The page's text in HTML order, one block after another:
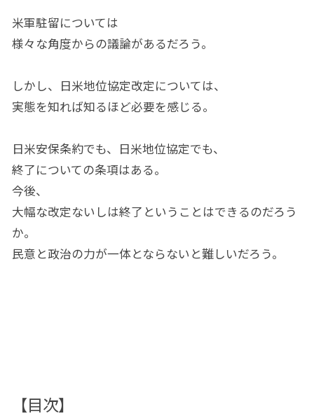
米軍駐留については
様々な角度からの議論があるだろう。
しかし、日米地位協定改定については、
実態を知れば知るほど必要を感じる。
日米安保条約でも、日米地位協定でも、
終了についての条項はある。
今後、
大幅な改定ないしは終了ということはできるのだろう
か。
民意と政治の力が一体とならないと難しいだろう。
【目次】